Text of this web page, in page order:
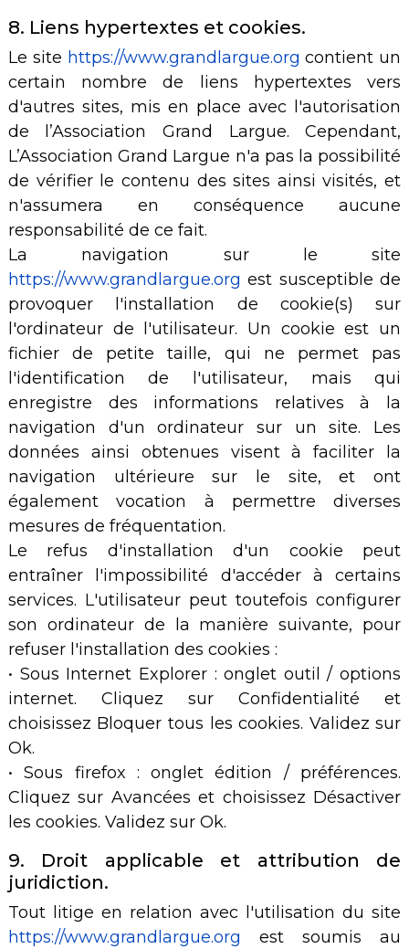
8. Liens hypertextes et cookies.
Le site https://www.grandlargue.org contient un
certain nombre de liens hypertextes vers
d'autres sites, mis en place avec l'autorisation
de l’Association Grand Largue. Cependant,
L’Association Grand Largue n'a pas la possibilité
de vérifier le contenu des sites ainsi visités, et
n'assumera en conséquence aucune
responsabilité de ce fait.
La navigation sur le site
https://www.grandlargue.org est susceptible de
provoquer l'installation de cookie(s) sur
l'ordinateur de l'utilisateur. Un cookie est un
fichier de petite taille, qui ne permet pas
l'identification de l'utilisateur, mais qui
enregistre des informations relatives à la
navigation d'un ordinateur sur un site. Les
données ainsi obtenues visent à faciliter la
navigation ultérieure sur le site, et ont
également vocation à permettre diverses
mesures de fréquentation.
Le refus d'installation d'un cookie peut
entraîner l'impossibilité d'accéder à certains
services. L'utilisateur peut toutefois configurer
son ordinateur de la manière suivante, pour
refuser l'installation des cookies :
• Sous Internet Explorer : onglet outil / options
internet. Cliquez sur Confidentialité et
choisissez Bloquer tous les cookies. Validez sur
Ok.
• Sous firefox : onglet édition / préférences.
Cliquez sur Avancées et choisissez Désactiver
les cookies. Validez sur Ok.
9. Droit applicable et attribution de
juridiction.
Tout litige en relation avec l'utilisation du site
https://www.grandlargue.org est soumis au